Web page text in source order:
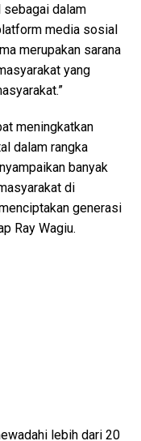
dalam
media sosial
merupakan sarana
yang
meningkatkan
dalam rangka
banyak
di
generasi
Ray Wagiu.
lebih dari 20